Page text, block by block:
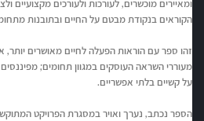
ומאיירים מוכשרים, לעורכות ולעורכים מקצועיים
הקוראים בנקודת מבטם על החיים ובתובנות
זהו ספר עם הוראות הפעלה לחיים מאושרים יותר,
מעוררי השראה העוסקים במגוון תחומים; מפיננסים
על קשיים בלתי אפשריים.
הספר נכתב, נערך ואויר במסגרת הפרויקט